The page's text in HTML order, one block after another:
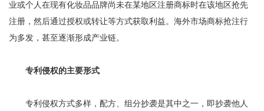
业或个人在现有化妆品品牌尚未在某地区注册商标时在该地区抢先
注册，然后通过授权或转让等方式获取利益。海外市场商标抢注行
为多发，甚至逐渐形成产业链。
专利侵权的主要形式
专利侵权方式多样，配方、组分抄袭是其中之一，即抄袭他人